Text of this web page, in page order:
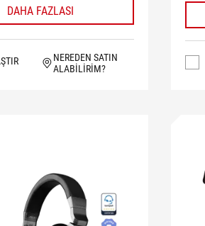
DAHA FAZLASI
NEREDEN SATIN
ALABILIRIM?